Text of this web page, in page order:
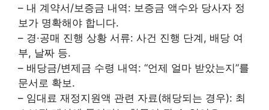
– 내 계약서/보증금 내역: 보증금 액수와 당사자 정
보가 명확해야 합니다.
– 경·공매 진행 상황 서류: 사건 진행 단계, 배당 여
부, 날짜 등.
– 배당금/변제금 수령 내역: “언제 얼마 받았는지”를
문서로 확보.
– 임대료 재정지원액 관련 자료(해당되는 경우): 최